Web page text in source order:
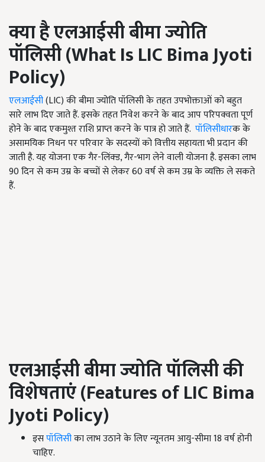
क्या है एलआईसी बीमा ज्योति
पॉलिसी (What Is LIC Bima Jyoti
Policy)
एलआईसी(LIC) की बीमा ज्योति पॉलिसी के तहत उपभोक्ताओं को बहुत
सारे लाभ दिए जाते हैं. इसके तहत निवेश करने के बाद आप परिपक्वता पूर्ण
होने के बाद एकमुश्त राशि प्राप्त करने के पात्र हो जाते हैं. पॉलिसीधारक के
असामयिक निधन पर परिवार के सदस्यों को वित्तीय सहायता भी प्रदान की
जाती है. यह योजना एक गैर-लिंक्ड, गैर-भाग लेने वाली योजना है. इसका लाभ
90 दिन से कम उम्र के बच्चों से लेकर 60 वर्ष से कम उम्र के व्यक्ति ले सकते
हैं.
एलआईसी बीमा ज्योति पॉलिसी की
विशेषताएं (Features of LIC Bima
Jyoti Policy)
इसपॉलिसीका लाभ उठाने के लिए न्यूनतम आयु-सीमा 18 वर्ष होनी
चाहिए.